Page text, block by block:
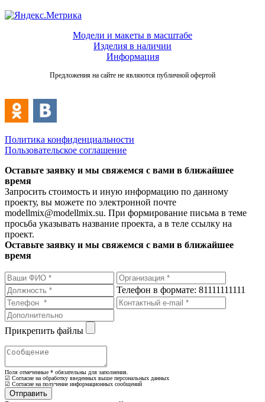
Модели и макеты в масштабе
Изделия в наличии
Информация
Предложения на сайте не являются публичной офертой
Политика конфиденциальности
Пользовательское соглашение
Оставьте заявку и мы свяжемся с вами в ближайшее
время
Запросить стоимость и иную информацию по данному
проекту, вы можете по электронной почте
modellmix@modellmix.su. При формирование письма в теме
просьба указывать название проекта, а в теле ссылку на
проект.
Оставьте заявку и мы свяжемся с вами в ближайшее
время
Телефон в формате: 81111111111
Прикрепить файлы
Поля отмеченные * обязательны для заполнения.
☑ Согласие на обработку введенных выше персональных данных
☑ Согласие на получение информационных сообщений